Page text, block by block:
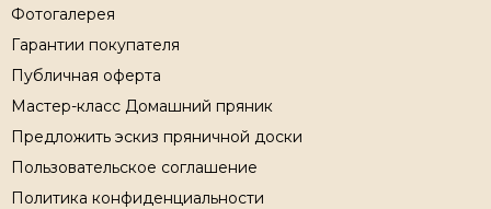
Фотогалерея
Гарантии покупателя
Публичная оферта
Мастер-класс Домашний пряник
Предложить эскиз пряничной доски
Пользовательское соглашение
Политика конфиденциальности